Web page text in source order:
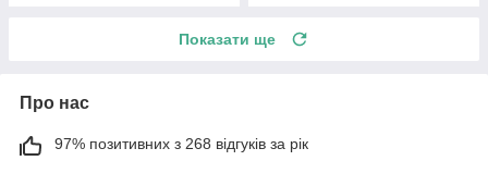
Показати ще
Про нас
97% позитивних з 268 відгуків за рік